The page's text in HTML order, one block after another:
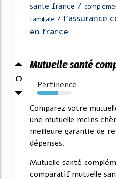
sante france /
familiale / l'assurance
en france
0
Mutuelle santé
Pertinence
63%
Comparez votre
une mutuelle moins
meilleure garantie de
dépenses.
Mutuelle santé
comparatif mutuelle